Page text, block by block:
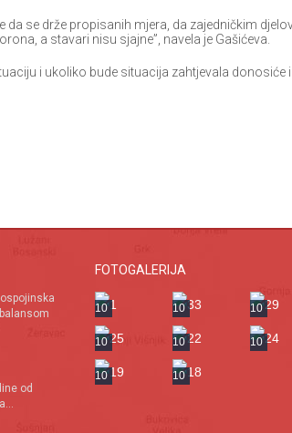
se drže propisanih mjera, da zajedničkim
a stavari nisu sjajne”, navela je Gašićeva.
i ukoliko bude situacija zahtjevala donosiće
od
FOTOGALERIJA
10 10 10
10 10 10
10 10